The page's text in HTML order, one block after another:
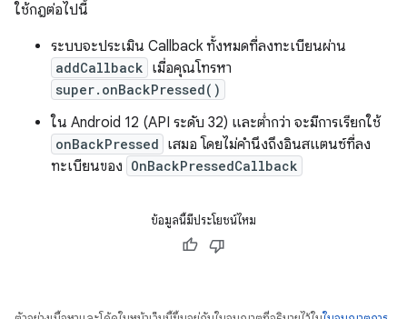
ใช้กฎต่อไปนี้
ระบบจะประเมิน Callback ทั้งหมดที่ลงทะเบียนผ่าน
addCallback เมื่อคุณโทรหา
super.onBackPressed()
ใน Android 12 (API ระดับ 32) และต่ำกว่า จะมีการเรียกใช้
onBackPressed เสมอ โดยไม่คำนึงถึงอินสแตนซ์ที่ลง
ทะเบียนของ OnBackPressedCallback
ข้อมูลนี้มีประโยชน์ไหม